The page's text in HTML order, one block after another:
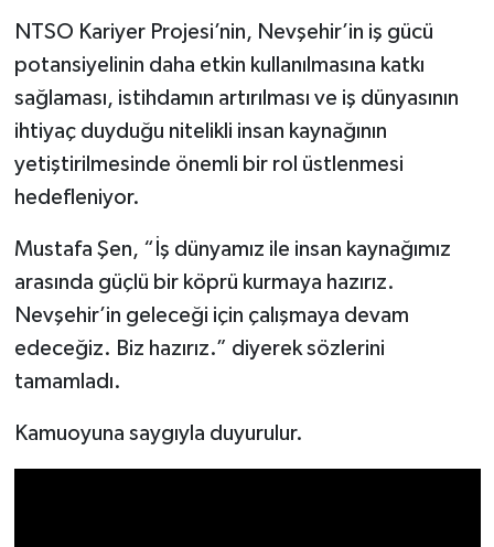
NTSO Kariyer Projesi’nin, Nevşehir’in iş gücü
potansiyelinin daha etkin kullanılmasına katkı
sağlaması, istihdamın artırılması ve iş dünyasının
ihtiyaç duyduğu nitelikli insan kaynağının
yetiştirilmesinde önemli bir rol üstlenmesi
hedefleniyor.
Mustafa Şen, “İş dünyamız ile insan kaynağımız
arasında güçlü bir köprü kurmaya hazırız.
Nevşehir’in geleceği için çalışmaya devam
edeceğiz. Biz hazırız.” diyerek sözlerini
tamamladı.
Kamuoyuna saygıyla duyurulur.